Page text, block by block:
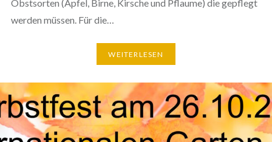
Obstsorten (Apfel, Birne, Kirsche und Pflaume) die gepflegt
werden müssen. Für die…
WEITERLESEN